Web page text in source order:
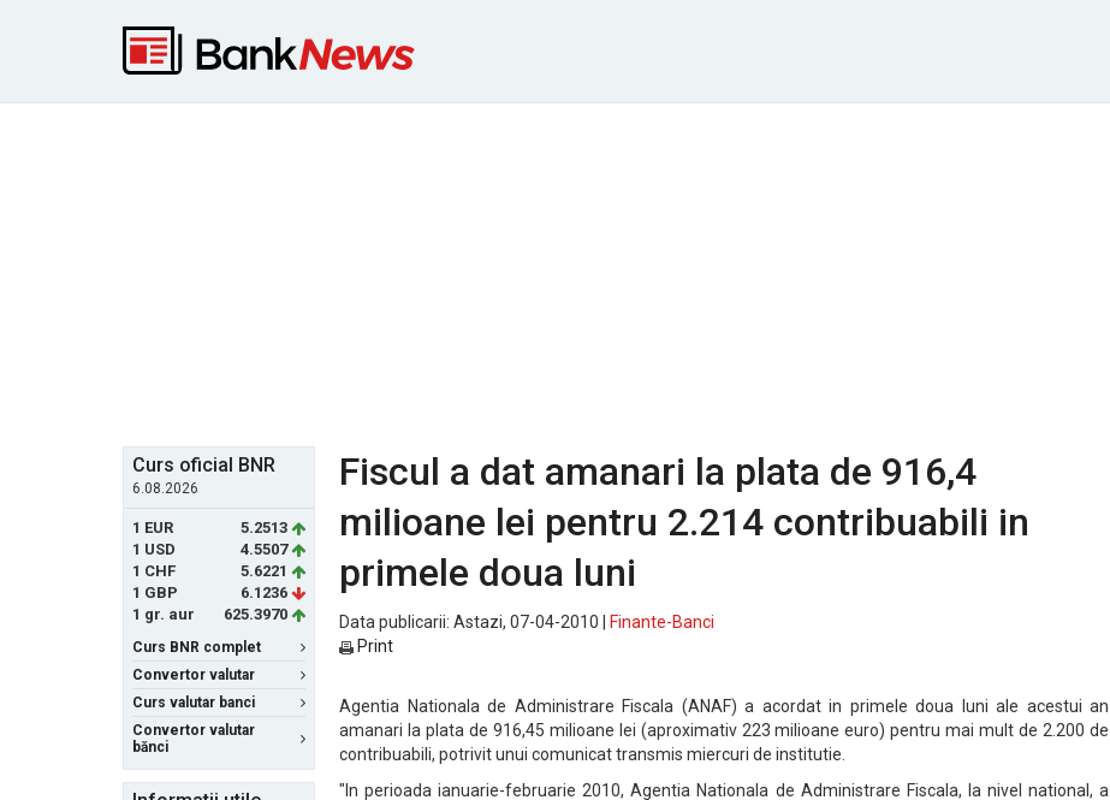
Curs oficial BNR
6.08.2026
1 EUR
5.2513
1 USD
4.5507
1 CHF
5.6221
1 GBP
6.1236
1 gr. aur
625.3970
Curs BNR complet
Convertor valutar
Curs valutar banci
Convertor valutar
bănci
Fiscul a dat amanari la plata de 916,4
milioane lei pentru 2.214 contribuabili in
primele doua luni
Data publicarii: Astazi, 07-04-2010 |
Finante-Banci
Print
Agentia Nationala de Administrare Fiscala (ANAF) a acordat in primele doua luni ale acestui an
amanari la plata de 916,45 milioane lei (aproximativ 223 milioane euro) pentru mai mult de 2.200 de
contribuabili, potrivit unui comunicat transmis miercuri de institutie.
"In perioada ianuarie-februarie 2010, Agentia Nationala de Administrare Fiscala, la nivel national, a